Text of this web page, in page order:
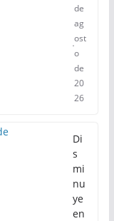
de
ag
ost
o
de
20
26
Di
s
mi
nu
ye
en